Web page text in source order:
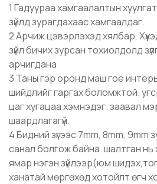
1 Гадуураа хамгаалалтын
зүйлд зурагдахаас хамгаалдаг.
2 Арчиж цэвэрлэхэд хялбар,
зүйл бичих зурсан тохиолдолд
арчигдана
3 Таны гэр оронд маш гоё
шийдлийг гаргах боломжтой.
цаг хугацаа хэмнэдэг. заавал
шаардлагагүй.
4 Бидний зүгээс 7mm, 8mm, 9mm
санал болгож байна. шалтган нь
ямар нэгэн зүйлээр(юм
ханатай мөргөхөд хотойлт өгч